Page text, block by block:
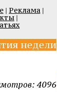
| Реклама |
|
недели
4096